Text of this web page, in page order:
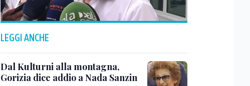
LEGGI ANCHE
Dal Kulturni alla montagna,
Gorizia dice addio a Nada Sanzin